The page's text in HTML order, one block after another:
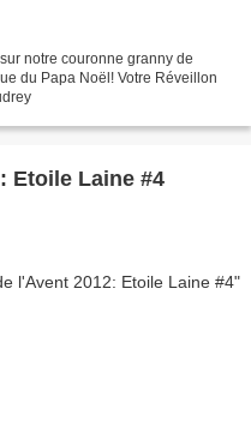
notre couronne granny de
du Papa Noël! Votre Réveillon
Etoile Laine #4